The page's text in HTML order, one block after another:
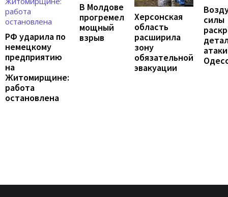
РФ ударила по
немецкому
предприятию
на
Житомирщине:
работа
остановлена
В Молдове
прогремел
мощный
взрыв
Херсонская
область
расширила
зону
обязательной
эвакуации
силы